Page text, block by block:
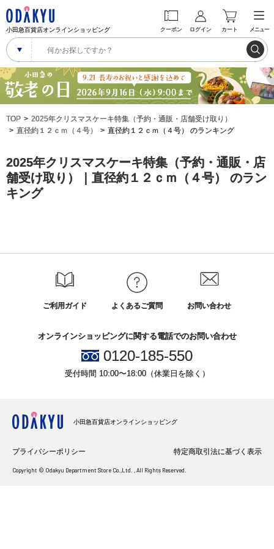
小田急百貨店オンラインショッピング クーポン ログイン カート メニュー
TOP
2025年クリスマスケーキ特集（予約・通販・店舗受け取り）
直径約１２ｃｍ（４号）
直径約１２ｃｍ（４号） のランキング
2025年クリスマスケーキ特集（予約・通販・店
舗受け取り）｜直径約１２ｃｍ（４号） のラン
キング
ご利用ガイド よくあるご質問 お問い合わせ
オンラインショッピングに関する電話でのお問い合わせ
0120-185-550
受付時間 10:00〜18:00（休業日を除く）
小田急百貨店オンラインショッピング
プライバシーポリシー 特定商取引法に基づく表示
Copyright © Odakyu Department Store Co.,Ltd. , All Rights Reserved.